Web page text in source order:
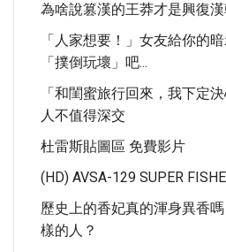
為啥說篡漢的王莽才是興復
「人家想要！」女友給你的
「撲倒玩壞」吧...
「和閨蜜旅行回來，我下定
人不值得深交
杜雷斯貼圖區 免費影片
(HD) AVSA-129 SUPER
歷史上的香妃真的渾身異香
樣的人？